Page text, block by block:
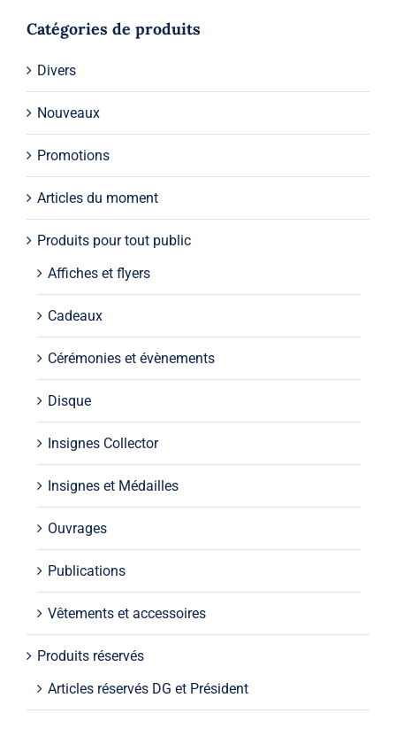
Catégories de produits
Divers
Nouveaux
Promotions
Articles du moment
Produits pour tout public
Affiches et flyers
Cadeaux
Cérémonies et évènements
Disque
Insignes Collector
Insignes et Médailles
Ouvrages
Publications
Vêtements et accessoires
Produits réservés
Articles réservés DG et Président